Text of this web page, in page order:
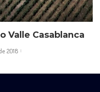
Valle Casablanca
2018